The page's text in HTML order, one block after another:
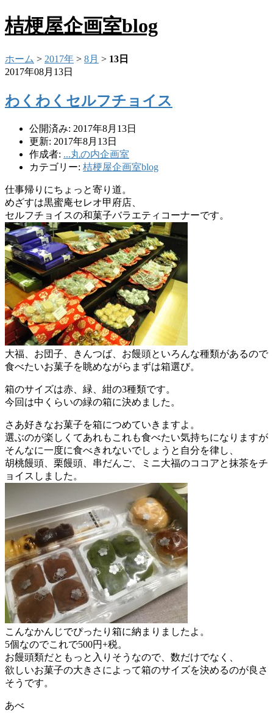
桔梗屋企画室blog
ホーム > 2017年 > 8月 > 13日
2017年08月13日
わくわくセルフチョイス
公開済み: 2017年8月13日
更新: 2017年8月13日
作成者: ...丸の内企画室
カテゴリー: 桔梗屋企画室blog
仕事帰りにちょっと寄り道。
めざすは黒蜜庵セレオ甲府店、
セルフチョイスの和菓子バラエティコーナーです。
大福、お団子、きんつば、お饅頭といろんな種類があるので
食べたいお菓子を眺めながらまずは箱選び。
箱のサイズは赤、緑、紺の3種類です。
今回は中くらいの緑の箱に決めました。
さあ好きなお菓子を箱につめていきますよ。
選ぶのが楽しくてあれもこれも食べたい気持ちになりますが
そんなに一度に食べきれないでしょうと自分を律し、
胡桃饅頭、栗饅頭、串だんご、ミニ大福のココアと抹茶をチ
ョイスしました。
こんなかんじでぴったり箱に納まりましたよ。
5個なのでこれで500円+税。
お饅頭類だともっと入りそうなので、数だけでなく、
欲しいお菓子の大きさによって箱のサイズを決めるのが良さ
そうです。
あべ